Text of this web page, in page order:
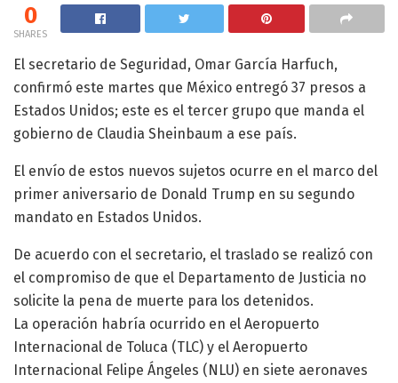
0
SHARES
El secretario de Seguridad, Omar García Harfuch,
confirmó este martes que México entregó 37 presos a
Estados Unidos; este es el tercer grupo que manda el
gobierno de Claudia Sheinbaum a ese país.
El envío de estos nuevos sujetos ocurre en el marco del
primer aniversario de Donald Trump en su segundo
mandato en Estados Unidos.
De acuerdo con el secretario, el traslado se realizó con
el compromiso de que el Departamento de Justicia no
solicite la pena de muerte para los detenidos.
La operación habría ocurrido en el Aeropuerto
Internacional de Toluca (TLC) y el Aeropuerto
Internacional Felipe Ángeles (NLU) en siete aeronaves